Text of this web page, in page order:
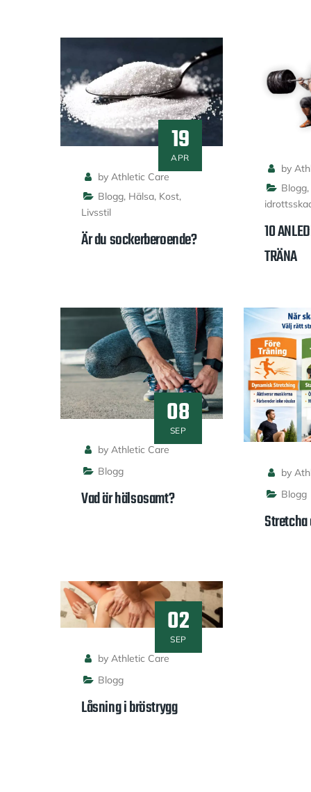
19
APR
by Athletic Care
Blogg, Hälsa, Kost,
Livsstil
Är du sockerberoende?
by
Blogg,
10
TRÄNA
08
SEP
by Athletic Care
Blogg
Vad är hälsosamt?
by
Blogg
02
SEP
by Athletic Care
Blogg
Låsning i bröstrygg